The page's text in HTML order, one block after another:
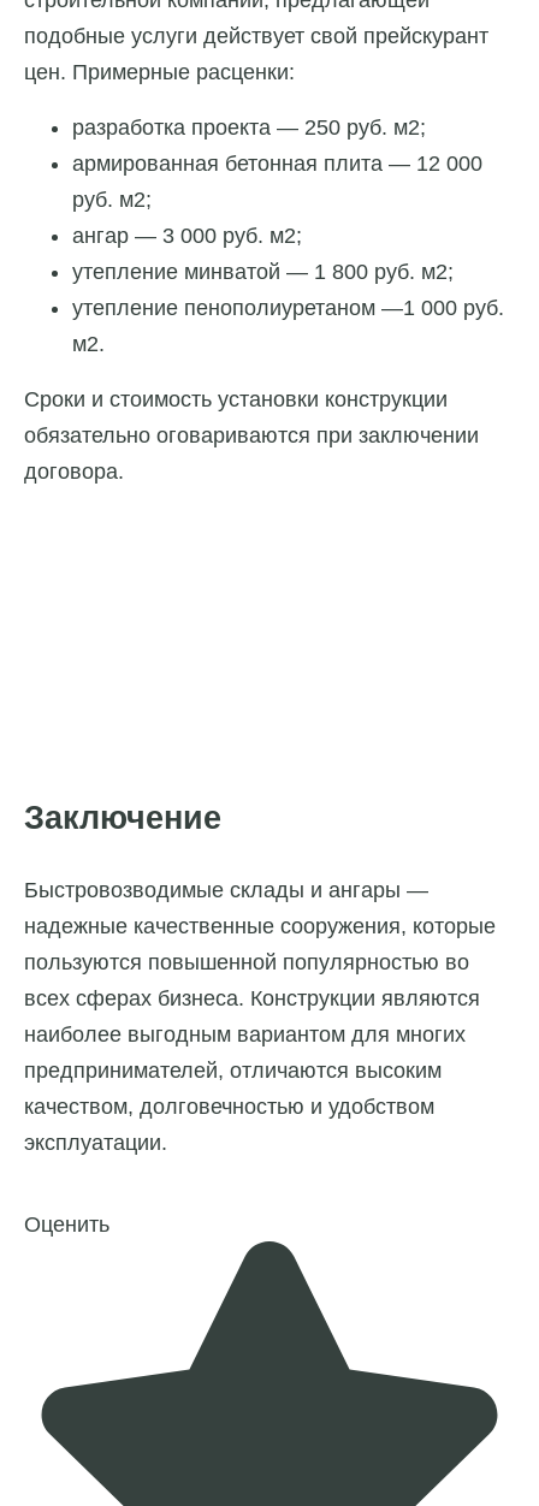
подобные услуги действует свой прейскурант
цен. Примерные расценки:
разработка проекта — 250 руб. м2;
армированная бетонная плита — 12 000
руб. м2;
ангар — 3 000 руб. м2;
утепление минватой — 1 800 руб. м2;
утепление пенополиуретаном —1 000 руб.
м2.
Сроки и стоимость установки конструкции
обязательно оговариваются при заключении
договора.
Заключение
Быстровозводимые склады и ангары —
надежные качественные сооружения, которые
пользуются повышенной популярностью во
всех сферах бизнеса. Конструкции являются
наиболее выгодным вариантом для многих
предпринимателей, отличаются высоким
качеством, долговечностью и удобством
эксплуатации.
Оценить